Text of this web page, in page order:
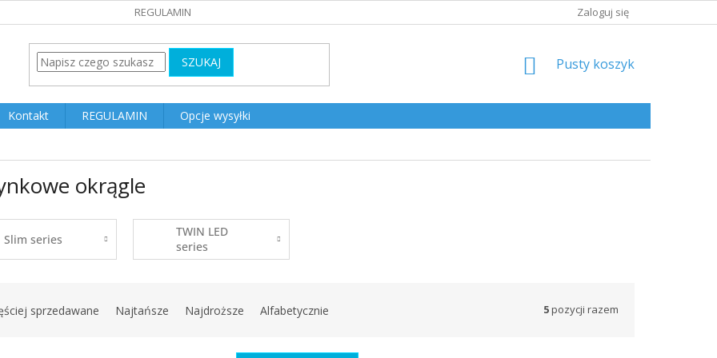
REGULAMIN Zaloguj się
SZUKAJ KOSZYK
Pusty koszyk
Kontakt REGULAMIN
Opcje wysyłki
okrągle
Slim series
TWIN LED
series
sprzedawane Najtańsze Najdroższe Alfabetycznie 5pozycji razem